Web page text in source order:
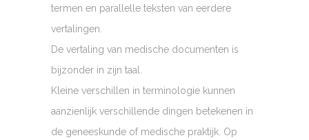
termen en parallelle teksten van eerdere
vertalingen.
De vertaling van medische documenten is
bijzonder in zijn taal.
Kleine verschillen in terminologie kunnen
aanzienlijk verschillende dingen betekenen in
de geneeskunde of medische praktijk. Op